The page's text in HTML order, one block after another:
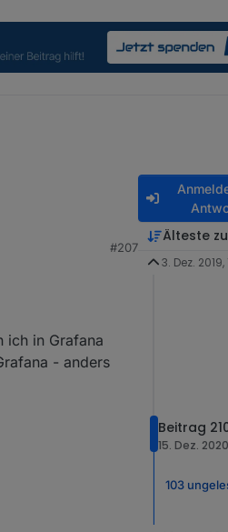
#207
ich in Grafana
- anders
Älteste
3. Dez. 2019,
Beitrag
15. Dez.
103